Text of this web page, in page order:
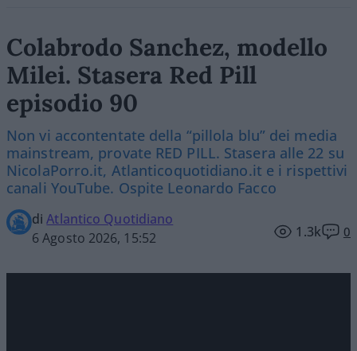
Colabrodo Sanchez, modello
Milei. Stasera Red Pill
episodio 90
Non vi accontentate della “pillola blu” dei media
mainstream, provate RED PILL. Stasera alle 22 su
NicolaPorro.it, Atlanticoquotidiano.it e i rispettivi
canali YouTube. Ospite Leonardo Facco
diAtlantico Quotidiano
6 Agosto 2026, 15:52
1.3k 0